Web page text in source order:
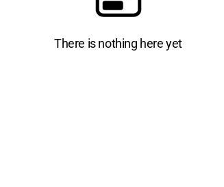
There is nothing here yet